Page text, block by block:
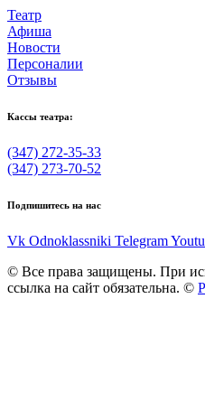
Театр
Афиша
Новости
Персоналии
Отзывы
Кассы театра:
(347) 272-35-33
(347) 273-70-52
Подпишитесь на нас
Vk Odnoklassniki Telegram
© Все права защищены. При
ссылка на сайт обязательна. ©